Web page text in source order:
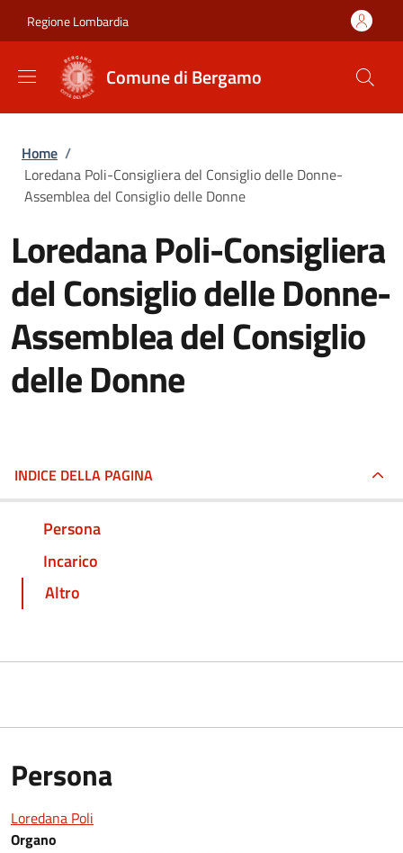
Regione Lombardia
Comune di Bergamo
Briciole di pane
Home /
Loredana Poli-Consigliera del Consiglio delle Donne-
Assemblea del Consiglio delle Donne
Loredana Poli-Consigliera
del Consiglio delle Donne-
Assemblea del Consiglio
delle Donne
INDICE DELLA PAGINA
Persona
Incarico
Altro
Persona
Loredana Poli
Organo